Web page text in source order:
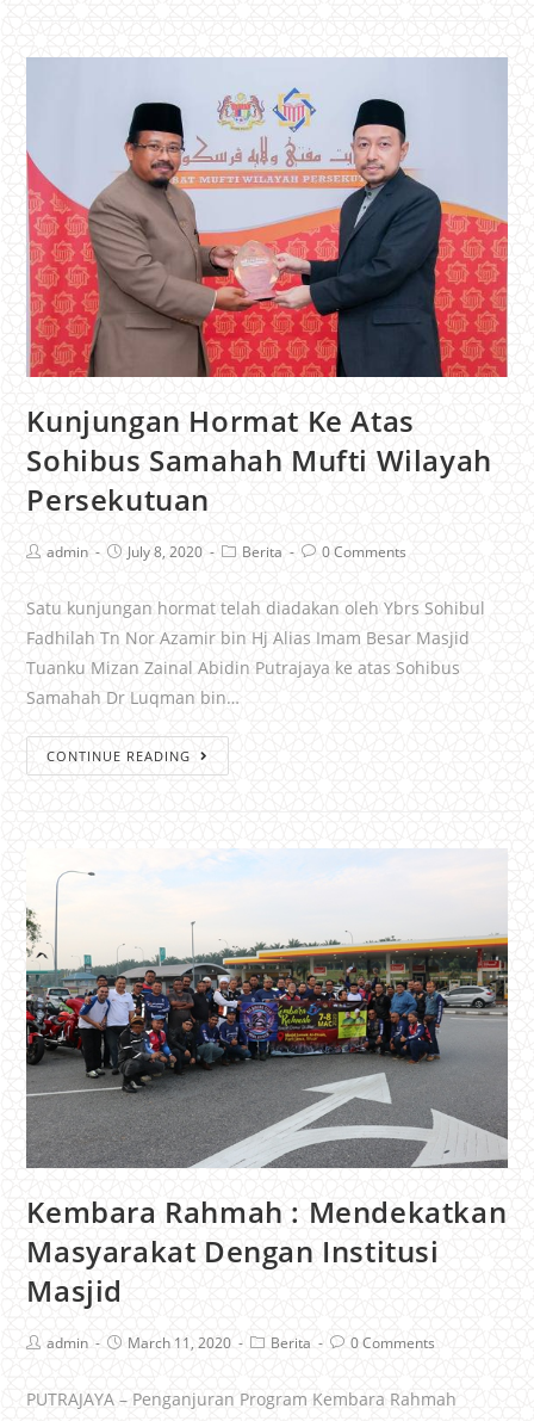
Kunjungan Hormat Ke Atas
Sohibus Samahah Mufti Wilayah
Persekutuan
admin July 8, 2020 Berita 0 Comments
Satu kunjungan hormat telah diadakan oleh Ybrs Sohibul
Fadhilah Tn Nor Azamir bin Hj Alias Imam Besar Masjid
Tuanku Mizan Zainal Abidin Putrajaya ke atas Sohibus
Samahah Dr Luqman bin…
CONTINUE READING
Kembara Rahmah : Mendekatkan
Masyarakat Dengan Institusi
Masjid
admin March 11, 2020 Berita 0 Comments
PUTRAJAYA – Penganjuran Program Kembara Rahmah